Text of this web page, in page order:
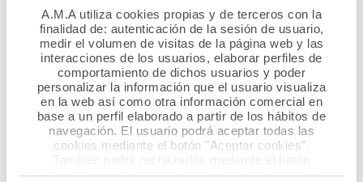
A.M.A utiliza cookies propias y de terceros con la
finalidad de: autenticación de la sesión de usuario,
medir el volumen de visitas de la página web y las
interacciones de los usuarios, elaborar perfiles de
comportamiento de dichos usuarios y poder
personalizar la información que el usuario visualiza
en la web así como otra información comercial en
base a un perfil elaborado a partir de los hábitos de
navegación. El usuario podrá aceptar todas las
cookies mediante el botón "Aceptar cookies".
También podrá rechazarlas mediante el botón
"Rechazar", donde se rechazarán todas las cookies
Ver noticia